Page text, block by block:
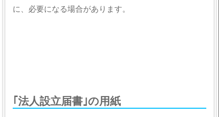
に、必要になる場合があります。
｢法人設立届書｣の用紙